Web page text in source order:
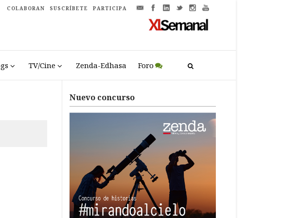
COLABORAN SUSCRÍBETE PARTICIPA
TV/Cine Zenda-Edhasa Foro
Nuevo concurso